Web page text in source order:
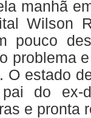
manhã
Wilson
pouco
problema
O estado
do ex-
e pronta